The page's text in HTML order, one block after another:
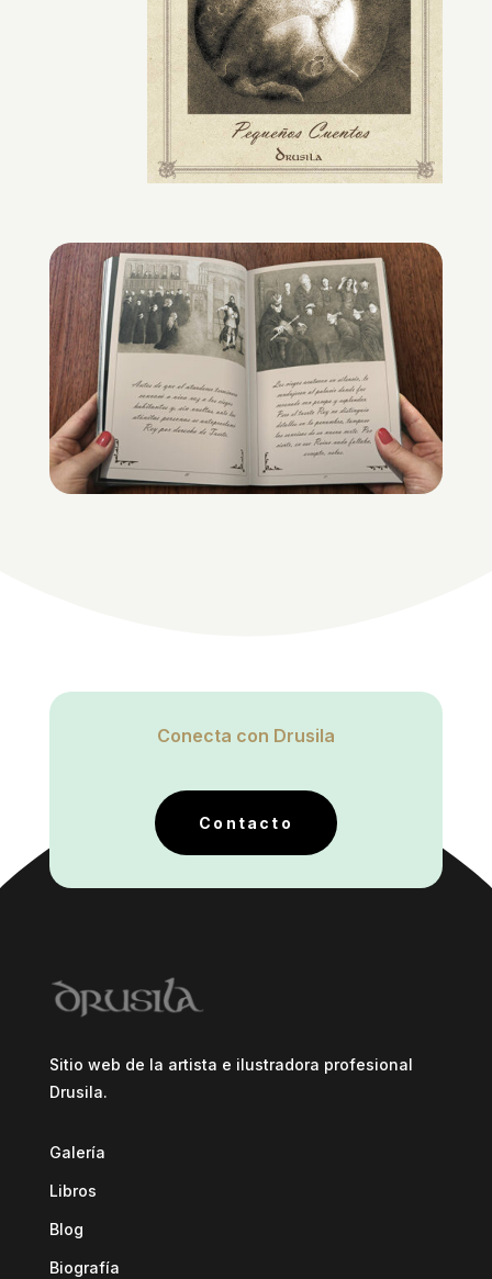
Conecta con Drusila
Contacto
Sitio web de la artista e ilustradora profesional
Drusila.
Galería
Libros
Blog
Biografía